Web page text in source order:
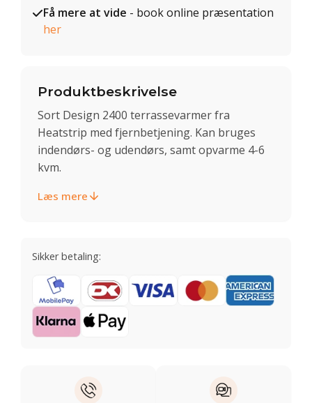
Få mere at vide - book online præsentation
her
Produktbeskrivelse
Sort Design 2400 terrassevarmer fra
Heatstrip med fjernbetjening. Kan bruges
indendørs- og udendørs, samt opvarme 4-6
kvm.
Læs mere
Sikker betaling: